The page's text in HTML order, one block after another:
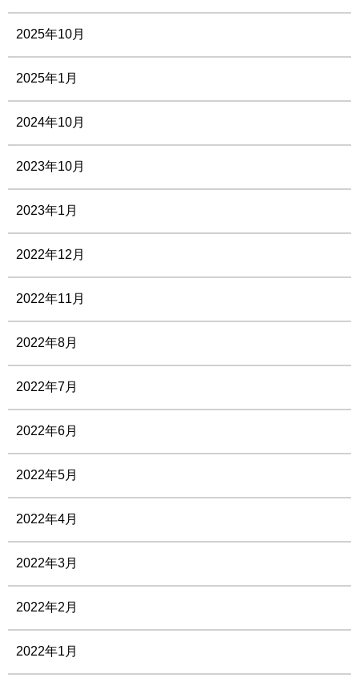
2025年10月
2025年1月
2024年10月
2023年10月
2023年1月
2022年12月
2022年11月
2022年8月
2022年7月
2022年6月
2022年5月
2022年4月
2022年3月
2022年2月
2022年1月